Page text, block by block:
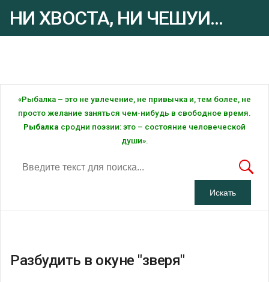
НИ ХВОСТА, НИ ЧЕШУИ...
«Рыбалка – это не увлечение, не привычка и, тем более, не
просто желание заняться чем-нибудь в свободное время.
Рыбалка сродни поэзии: это – состояние человеческой
души».
Разбудить в окуне "зверя"